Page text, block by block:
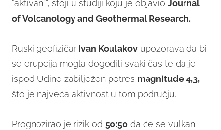
"aktivan““, stoji u studiji koju je objavio Journal
of Volcanology and Geothermal Research.
Ruski geofizičar Ivan Koulakov upozorava da bi
se erupcija mogla dogoditi svaki čas te da je
ispod Udine zabilježen potres magnitude 4,3,
što je najveća aktivnost u tom području.
Prognozirao je rizik od 50:50 da će se vulkan